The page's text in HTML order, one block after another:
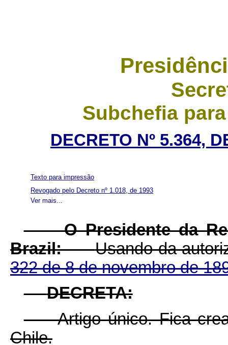
Subchefia
DECRETO Nº 5.364,
Ver mais...
Texto para impressão
Revogado pelo Decreto nº 1.018, de 1993
O Presidente da
Brazil:
Usando da
322 de 8 de novembro de
DECRETA:
Artigo único. Fica
Chile.